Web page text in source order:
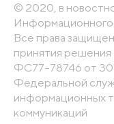
© 2020, в
Информационного
Все права
принятия
ФС77-78746 от 30
Федеральной
информационных
коммуникаций